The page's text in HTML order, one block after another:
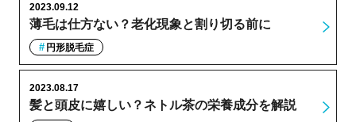
薄毛は仕方ない？老化現象と割り切る前に
2023.09.12
円形脱毛症
髪と頭皮に嬉しい？ネトル茶の栄養成分を解説
2023.08.17